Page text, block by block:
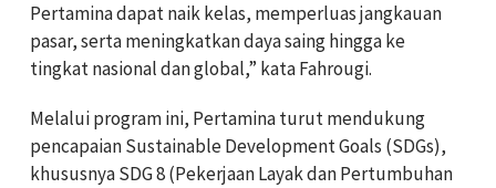
Pertamina dapat naik kelas, memperluas jangkauan
pasar, serta meningkatkan daya saing hingga ke
tingkat nasional dan global,” kata Fahrougi.
Melalui program ini, Pertamina turut mendukung
pencapaian Sustainable Development Goals (SDGs),
khususnya SDG 8 (Pekerjaan Layak dan Pertumbuhan